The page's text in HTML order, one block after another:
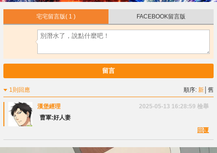
宅宅留言版( 1 ) FACEBOOK留言版
留言
1則回應 順序:新 │舊
漢堡經理 2025-05-13 16:28:59 檢舉
曹軍:好人妻
回覆